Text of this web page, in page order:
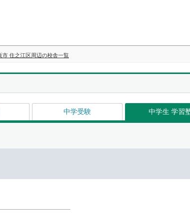
市 住之江区周辺の校舎一覧
中学受験 中学生 学習